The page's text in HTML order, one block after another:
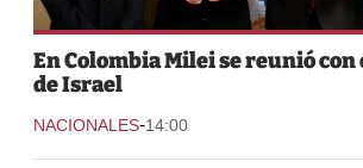
En Colombia Milei se reunió
de Israel
NACIONALES-14:00